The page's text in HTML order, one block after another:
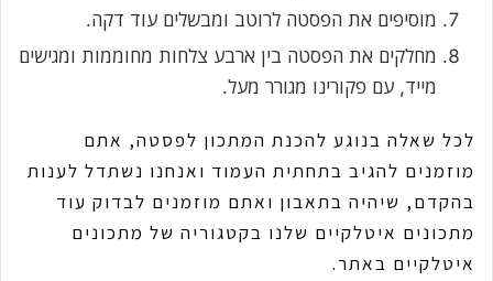
מוסיפים את הפסטה לרוטב ומבשלים עוד דקה.
מחלקים את הפסטה בין ארבע צלחות מחוממות ומגישים
מייד, עם פקורינו מגורר מעל.
לכל שאלה בנוגע להכנת המתכון לפסטה, אתם
מוזמנים להגיב בתחתית העמוד ואנחנו נשתדל לענות
בהקדם, שיהיה בתאבון ואתם מוזמנים לבדוק עוד
מתכונים איטלקיים שלנו בקטגוריה של מתכונים
איטלקיים באתר.